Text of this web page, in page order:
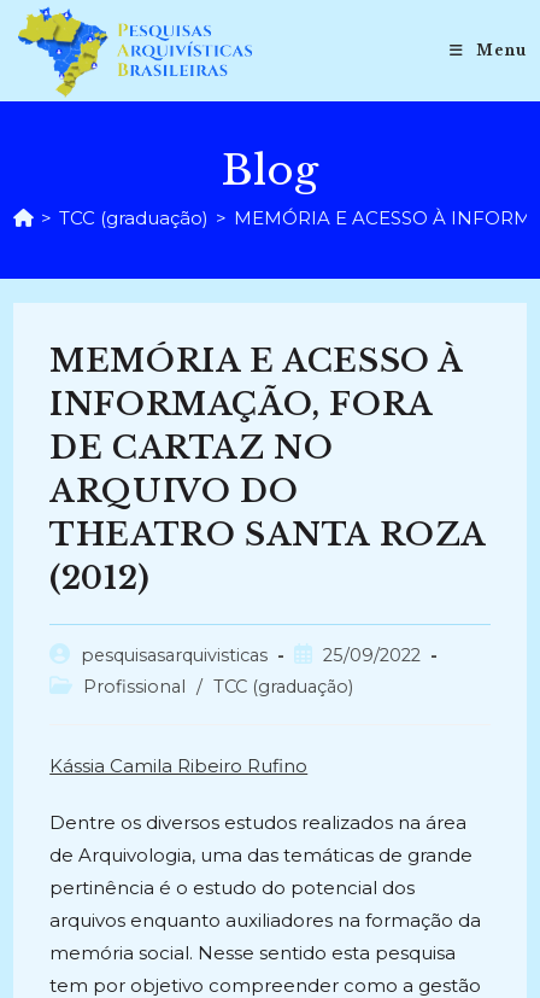
para
conteúdo
Menu
Blog
> TCC (graduação) > MEMÓRIA E ACESSO À
MEMÓRIA E ACESSO À
INFORMAÇÃO, FORA
DE CARTAZ NO
ARQUIVO DO
THEATRO SANTA ROZA
(2012)
Autor
do
pesquisasarquivisticas
Post
publicado:
25/09/2022
Categoria
Profissional / TCC (graduação)
Kássia Camila Ribeiro Rufino
Dentre os diversos estudos realizados na área
de Arquivologia, uma das temáticas de grande
pertinência é o estudo do potencial dos
arquivos enquanto auxiliadores na formação da
memória social. Nesse sentido esta pesquisa
tem por objetivo compreender como a gestão